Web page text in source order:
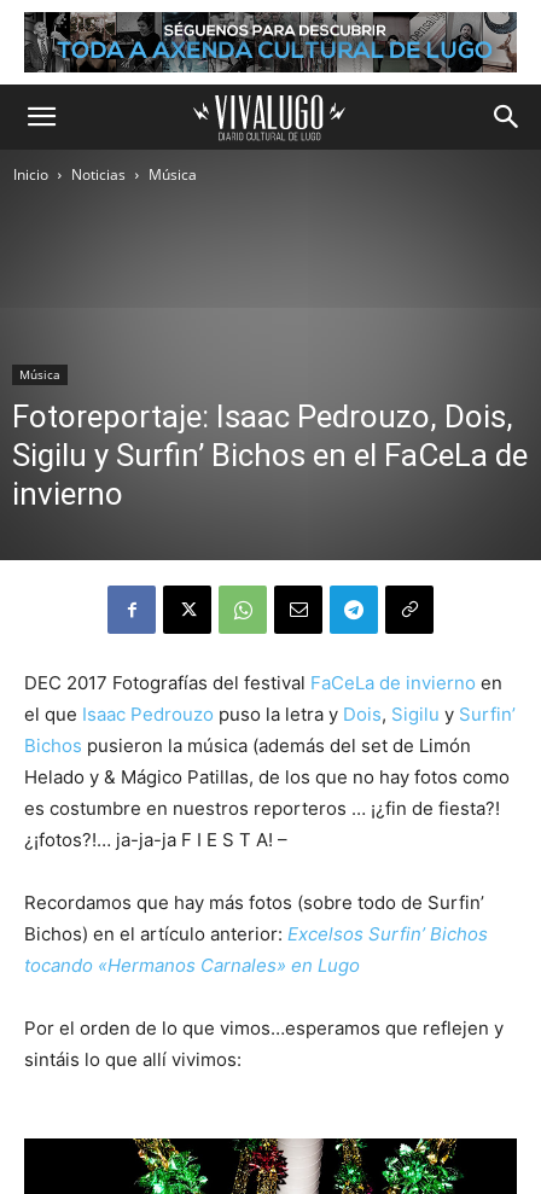
Inicio Noticias Música
Música
Fotoreportaje: Isaac Pedrouzo, Dois,
Sigilu y Surfin’ Bichos en el FaCeLa de
invierno
DEC 2017 Fotografías del festival FaCeLa de invierno en
el que Isaac Pedrouzo puso la letra y Dois, Sigilu y Surfin’
Bichos pusieron la música (además del set de Limón
Helado y & Mágico Patillas, de los que no hay fotos como
es costumbre en nuestros reporteros … ¡¿fin de fiesta?!
¿¡fotos?!… ja-ja-ja F I E S T A! –
Recordamos que hay más fotos (sobre todo de Surfin’
Bichos) en el artículo anterior: Excelsos Surfin’ Bichos
tocando «Hermanos Carnales» en Lugo
Por el orden de lo que vimos…esperamos que reflejen y
sintáis lo que allí vivimos: